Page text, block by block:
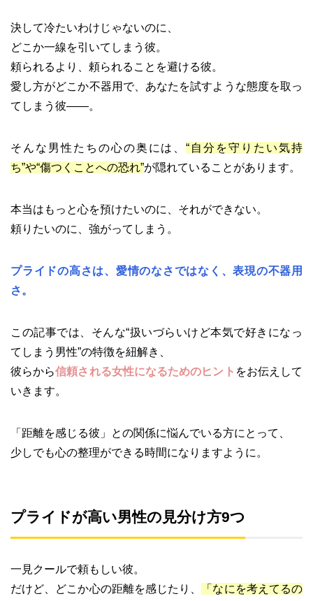
決して冷たいわけじゃないのに、
どこか一線を引いてしまう彼。
頼られるより、頼られることを避ける彼。
愛し方がどこか不器用で、あなたを試すような態度を取っ
てしまう彼――。
そんな男性たちの心の奥には、“自分を守りたい気持
ち”や“傷つくことへの恐れ”が隠れていることがあります。
本当はもっと心を預けたいのに、それができない。
頼りたいのに、強がってしまう。
プライドの高さは、愛情のなさではなく、表現の不器用
さ。
この記事では、そんな“扱いづらいけど本気で好きになっ
てしまう男性”の特徴を紐解き、
彼らから信頼される女性になるためのヒント をお伝えして
いきます。
「距離を感じる彼」との関係に悩んでいる方にとって、
少しでも心の整理ができる時間になりますように。
プライドが高い男性の見分け方9つ
一見クールで頼もしい彼。
だけど、どこか心の距離を感じたり、
「なにを考えてるの